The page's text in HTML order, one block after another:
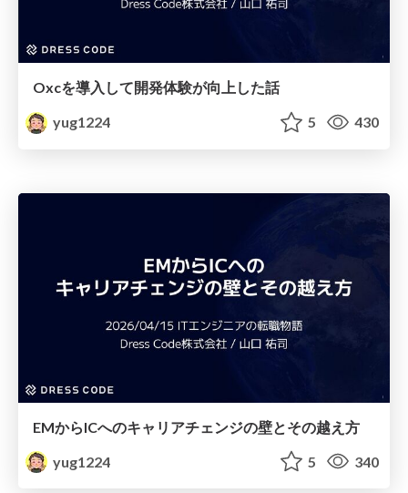
Oxcを導入して開発体験が向上した話
yug1224
5 430
EMからICへのキャリアチェンジの壁とその越え方
yug1224
5 340